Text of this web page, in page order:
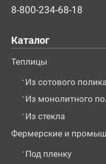
8-800-234-68-18
Каталог
Теплицы
- Из сотового
- Из монолитного
- Из стекла
Фермерские и
- Под пленку